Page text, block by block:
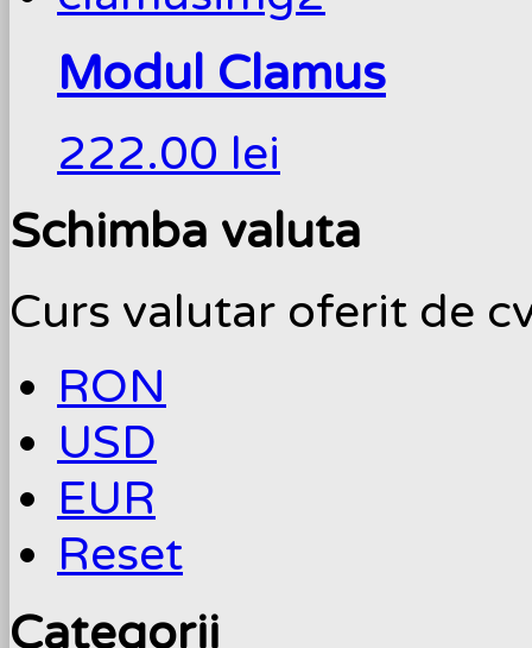
Modul Clamus
222.00 lei
Schimba valuta
Curs valutar oferit de
RON
USD
EUR
Reset
Categorii